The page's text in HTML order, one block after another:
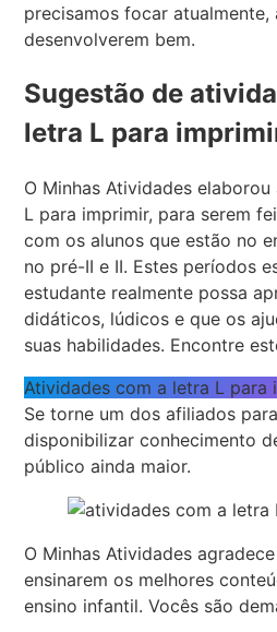
precisamos focar
desenvolverem bem.
Sugestão de
letra L para
O Minhas Atividades
L para imprimir, para serem
com os alunos que estão no
no pré-II e II. Estes períodos
estudante realmente possa
didáticos, lúdicos e que os
suas habilidades. Encontre
Atividades com a letra L para
Se torne um dos afiliados
disponibilizar conhecimento
público ainda maior.
O Minhas Atividades
ensinarem os melhores
ensino infantil. Vocês são